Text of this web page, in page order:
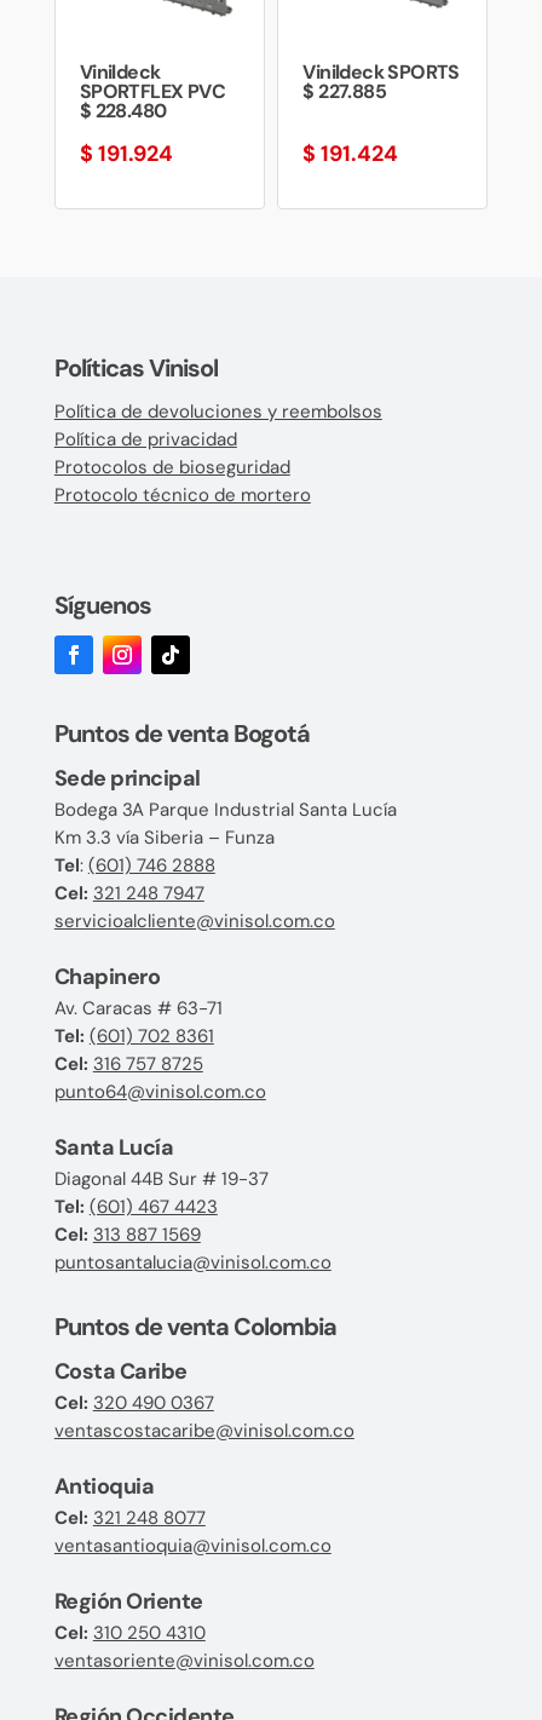
Vinildeck
SPORTFLEX PVC
$ 228.480
$ 191.924
Vinildeck SPORTS
$ 227.885
$ 191.424
Políticas Vinisol
Política de devoluciones y reembolsos
Política de privacidad
Protocolos de bioseguridad
Protocolo técnico de mortero
Síguenos
Puntos de venta Bogotá
Sede principal
Bodega 3A Parque Industrial Santa Lucía
Km 3.3 vía Siberia – Funza
Tel: (601) 746 2888
Cel: 321 248 7947
servicioalcliente@vinisol.com.co
Chapinero
Av. Caracas # 63-71
Tel: (601) 702 8361
Cel: 316 757 8725
punto64@vinisol.com.co
Santa Lucía
Diagonal 44B Sur # 19-37
Tel: (601) 467 4423
Cel: 313 887 1569
puntosantalucia@vinisol.com.co
Puntos de venta Colombia
Costa Caribe
Cel: 320 490 0367
ventascostacaribe@vinisol.com.co
Antioquia
Cel: 321 248 8077
ventasantioquia@vinisol.com.co
Región Oriente
Cel: 310 250 4310
ventasoriente@vinisol.com.co